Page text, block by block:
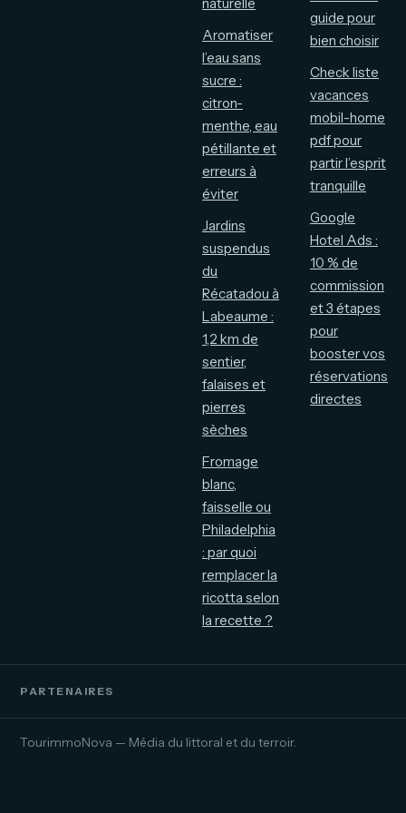
Aromatiser
l’eau sans
sucre :
citron-
menthe, eau
pétillante et
erreurs à
éviter
Jardins
suspendus
du
Récatadou à
Labeaume :
1,2 km de
sentier,
falaises et
pierres
sèches
Fromage
blanc,
faisselle ou
Philadelphia
: par quoi
remplacer la
ricotta selon
la recette ?
guide pour
bien choisir
Check liste
vacances
mobil-home
pdf pour
partir l’esprit
tranquille
Google
Hotel Ads :
10 % de
commission
et 3 étapes
pour
booster vos
réservations
directes
PARTENAIRES
TourimmoNova — Média du littoral et du terroir.